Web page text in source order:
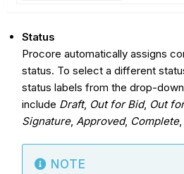
Status
Procore automatically assigns
status. To select a different
status labels from the drop-
include Draft, Out for Bid, Out
Signature,Approved, Complete
NOTE